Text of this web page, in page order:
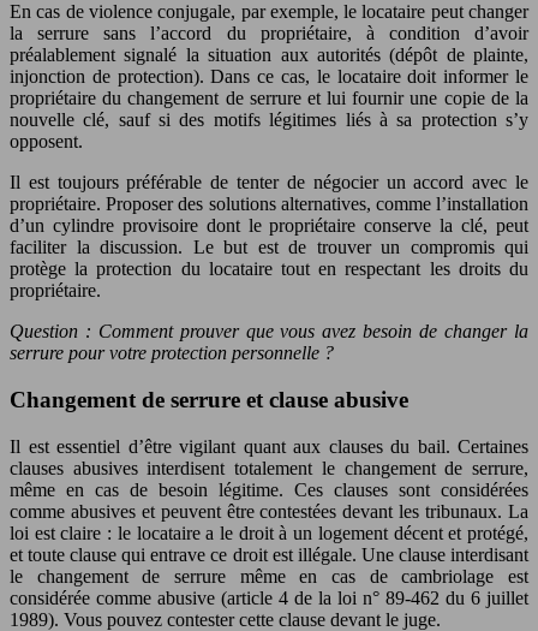
En cas de violence conjugale, par exemple, le locataire peut changer
la serrure sans l’accord du propriétaire, à condition d’avoir
préalablement signalé la situation aux autorités (dépôt de plainte,
injonction de protection). Dans ce cas, le locataire doit informer le
propriétaire du changement de serrure et lui fournir une copie de la
nouvelle clé, sauf si des motifs légitimes liés à sa protection s’y
opposent.
Il est toujours préférable de tenter de négocier un accord avec le
propriétaire. Proposer des solutions alternatives, comme l’installation
d’un cylindre provisoire dont le propriétaire conserve la clé, peut
faciliter la discussion. Le but est de trouver un compromis qui
protège la protection du locataire tout en respectant les droits du
propriétaire.
Question : Comment prouver que vous avez besoin de changer la
serrure pour votre protection personnelle ?
Changement de serrure et clause abusive
Il est essentiel d’être vigilant quant aux clauses du bail. Certaines
clauses abusives interdisent totalement le changement de serrure,
même en cas de besoin légitime. Ces clauses sont considérées
comme abusives et peuvent être contestées devant les tribunaux. La
loi est claire : le locataire a le droit à un logement décent et protégé,
et toute clause qui entrave ce droit est illégale. Une clause interdisant
le changement de serrure même en cas de cambriolage est
considérée comme abusive (article 4 de la loi n° 89-462 du 6 juillet
1989). Vous pouvez contester cette clause devant le juge.